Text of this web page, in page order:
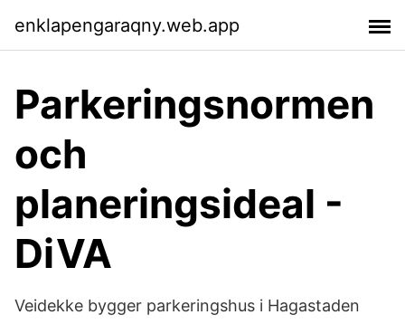
enklapengaraqny.web.app
Parkeringsnormen
och
planeringsideal -
DiVA
Veidekke bygger parkeringshus i Hagastaden